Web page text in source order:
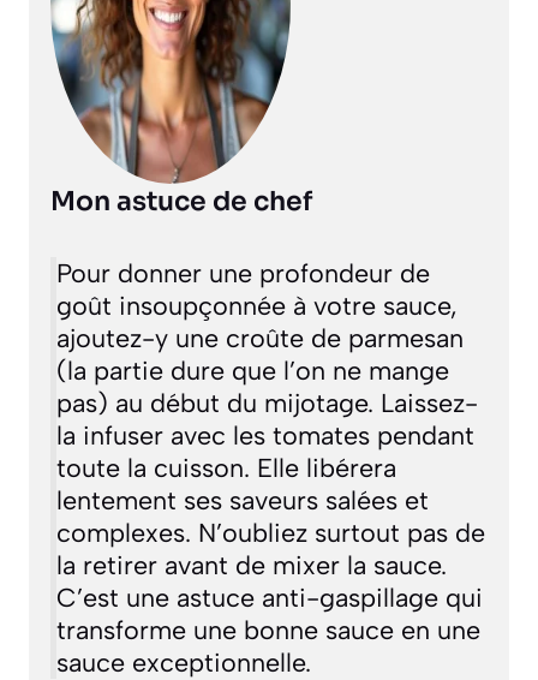
Mon astuce de chef
Pour donner une profondeur de
goût insoupçonnée à votre sauce,
ajoutez-y une croûte de parmesan
(la partie dure que l’on ne mange
pas) au début du mijotage. Laissez-
la infuser avec les tomates pendant
toute la cuisson. Elle libérera
lentement ses saveurs salées et
complexes. N’oubliez surtout pas de
la retirer avant de mixer la sauce.
C’est une astuce anti-gaspillage qui
transforme une bonne sauce en une
sauce exceptionnelle.